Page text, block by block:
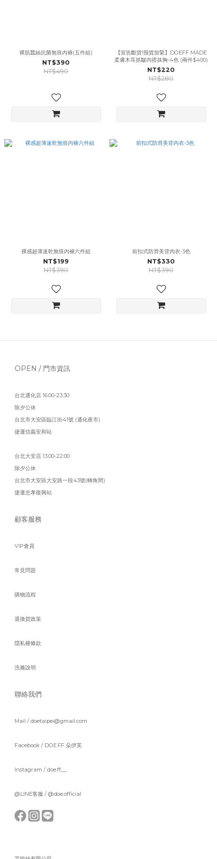
裸肌蠶絲抗菌無痕內褲(五件組)
NT$390
NT$490
【宣告斷貨!囤貨加緊】DOEFF MADE
柔膚木耳抓皺內搭抹胸-4色 (兩件$400)
NT$220
NT$280
裸感超薄速乾無痕內褲六件組
NT$199
NT$390
前扣式防滑美背內衣-3色
NT$330
NT$390
OPEN / 門市資訊
台北通化店 16:00-23:30
除夕公休
台北市大安區臨江街41號 (通化夜市)
捷運信義安和站
台北大安店 13:00-22:00
除夕公休
台北市大安區大安路一段43號(轉角間)
捷運忠孝復興站
顧客服務
VIP會員
常見問題
購物流程
退換貨政策
隱私權條款
洗滌說明
聯絡我們
Mail / doetaipei@gmail.com
Facebook / DOE.FF 朵伊芙
Instagram / doe.ff__
@LINE客服 / @doe.official